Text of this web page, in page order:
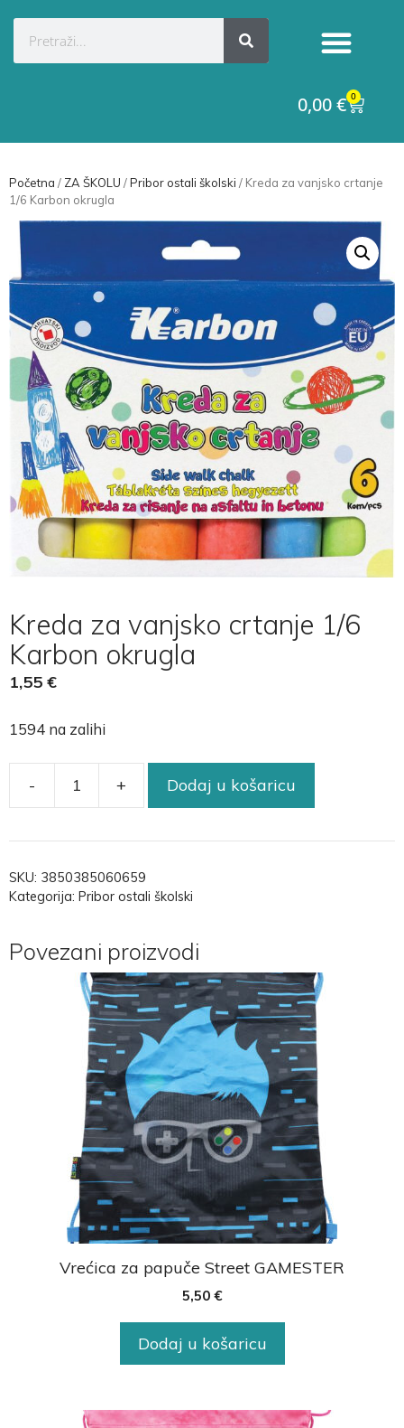
0,00€ 0
Početna / ZA ŠKOLU /Pribor ostali školski / Kreda za vanjsko crtanje
1/6 Karbon okrugla
Kreda za vanjsko crtanje 1/6
Karbon okrugla
1,55 €
1594 na zalihi
- + Dodaj u košaricu
SKU: 3850385060659
Kategorija: Pribor ostali školski
Povezani proizvodi
Vrećica za papuče Street GAMESTER
5,50 €
Dodaj u košaricu